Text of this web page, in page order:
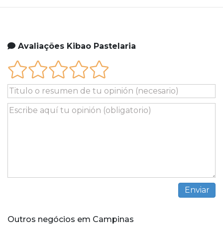
Avaliações Kibao Pastelaria
Outros negócios em Campinas